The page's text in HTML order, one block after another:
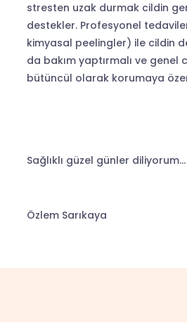
stresten uzak durmak cildin
destekler. Profesyonel
kimyasal peelingler) ile cildin
da bakım yaptırmalı ve genel
bütüncül olarak korumaya
Sağlıklı güzel günler diliyorum…
Özlem Sarıkaya